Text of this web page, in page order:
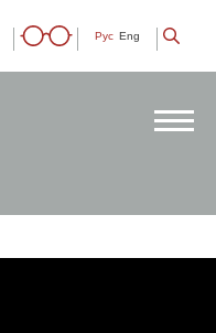
Рус Eng